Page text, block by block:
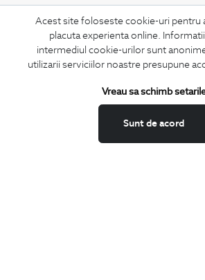
Acest site foloseste cookie-uri pentru
placuta experienta online.
intermediul cookie-urilor sunt
utilizarii serviciilor noastre presupune
Sunt de acord
Vreau sa schimb
CONCIERGE
Termeni si conditii
Schimburi si retur
ANPC